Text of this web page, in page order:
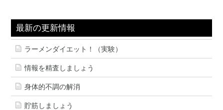
最新の更新情報
ラーメンダイエット！（実験）
情報を精査しましょう
身体的不調の解消
貯筋しましょう